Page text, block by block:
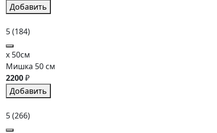
Добавить
5(184)
x 50см
Мишка 50 см
2200₽
Добавить
5(266)